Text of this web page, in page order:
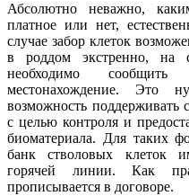
Абсолютно неважно,
платное или нет,
случае забор клеток
в роддом экстренно, на
необходимо
местонахождение. Это
возможность поддерживать
с целью контроля и
биоматериала. Для таких
банк стволовых клеток
горячей линии. Как
прописывается в договоре.